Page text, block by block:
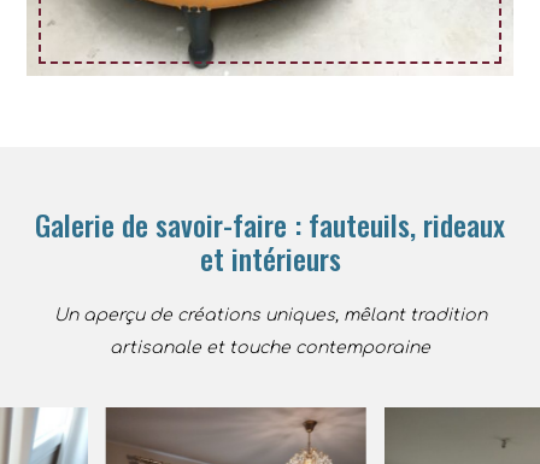
Galerie de savoir-faire : fauteuils, rideaux
et intérieurs
Un aperçu de créations uniques, mêlant tradition
artisanale et touche contemporaine